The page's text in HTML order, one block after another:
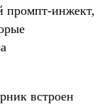
промпт-инжект,
встроен